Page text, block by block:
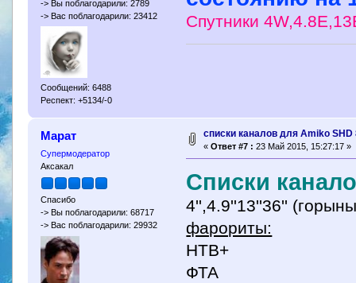
-> Вы поблагодарили: 2789
-> Вас поблагодарили: 23412
Сообщений: 6488
Респект: +5134/-0
Спутники
Марат
Супермодератор
Аксакал
Спасибо
-> Вы поблагодарили: 68717
-> Вас поблагодарили: 29932
списки каналов для Amiko SHD
« Ответ #7 : 23 Май 2015, 15:27:17 »
Cписки
4'',4.9''13''36''
фарориты:
НТВ+
ФТА